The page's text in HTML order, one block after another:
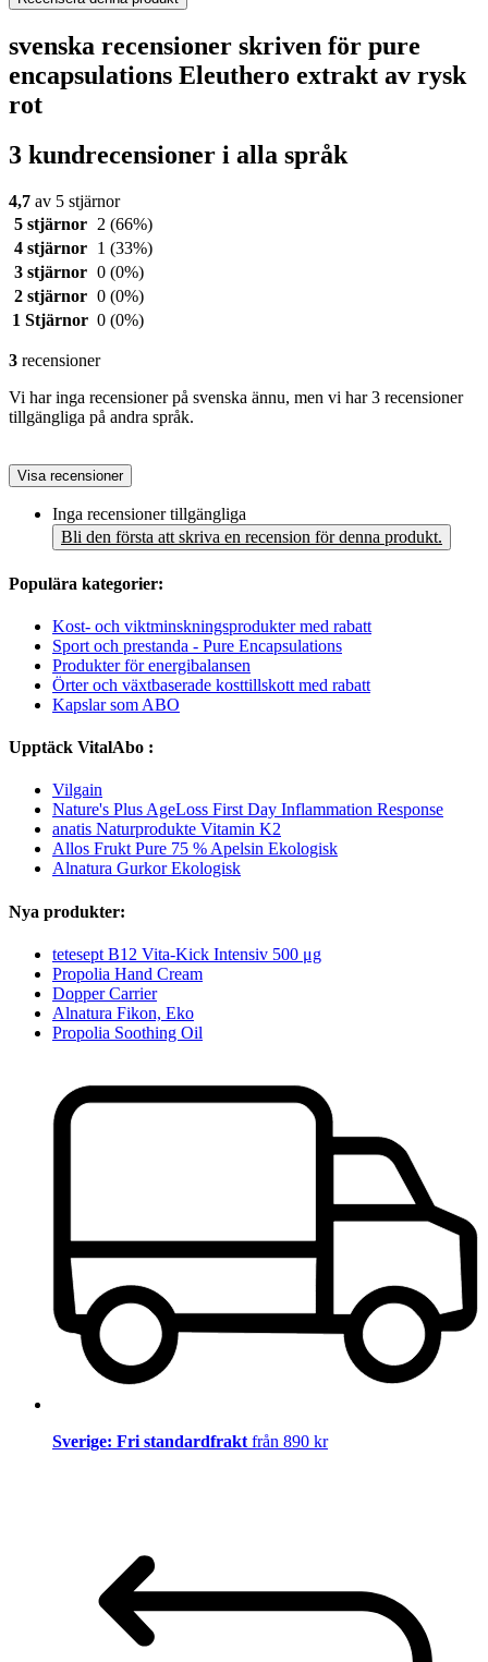
svenska recensioner skriven för pure
encapsulations Eleuthero extrakt av rysk
rot
3 kundrecensioner i alla språk
4,7 av 5 stjärnor
5 stjärnor
2 (66%)
4 stjärnor
1 (33%)
3 stjärnor 0 (0%)
2 stjärnor 0 (0%)
1 Stjärnor 0 (0%)
3 recensioner
Vi har inga recensioner på svenska ännu, men vi har 3 recensioner
tillgängliga på andra språk.
Visa recensioner
Inga recensioner tillgängliga
Bli den första att skriva en recension för denna produkt.
Populära kategorier:
Kost- och viktminskningsprodukter med rabatt
Sport och prestanda - Pure Encapsulations
Produkter för energibalansen
Örter och växtbaserade kosttillskott med rabatt
Kapslar som ABO
Upptäck VitalAbo :
Vilgain
Nature's Plus AgeLoss First Day Inflammation Response
anatis Naturprodukte Vitamin K2
Allos Frukt Pure 75 % Apelsin Ekologisk
Alnatura Gurkor Ekologisk
Nya produkter:
tetesept B12 Vita-Kick Intensiv 500 μg
Propolia Hand Cream
Dopper Carrier
Alnatura Fikon, Eko
Propolia Soothing Oil
Sverige: Fri standardfraktfrån 890 kr